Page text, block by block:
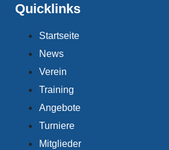
Quicklinks
Startseite
News
Verein
Training
Angebote
Turniere
Mitglieder